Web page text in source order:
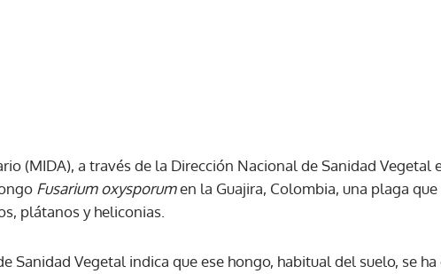
(MIDA), a través de la Dirección Nacional de Sanidad Vegetal
Fusarium oxysporumen la Guajira, Colombia, una plaga que
plátanos y heliconias.
Sanidad Vegetal indica que ese hongo, habitual del suelo, se